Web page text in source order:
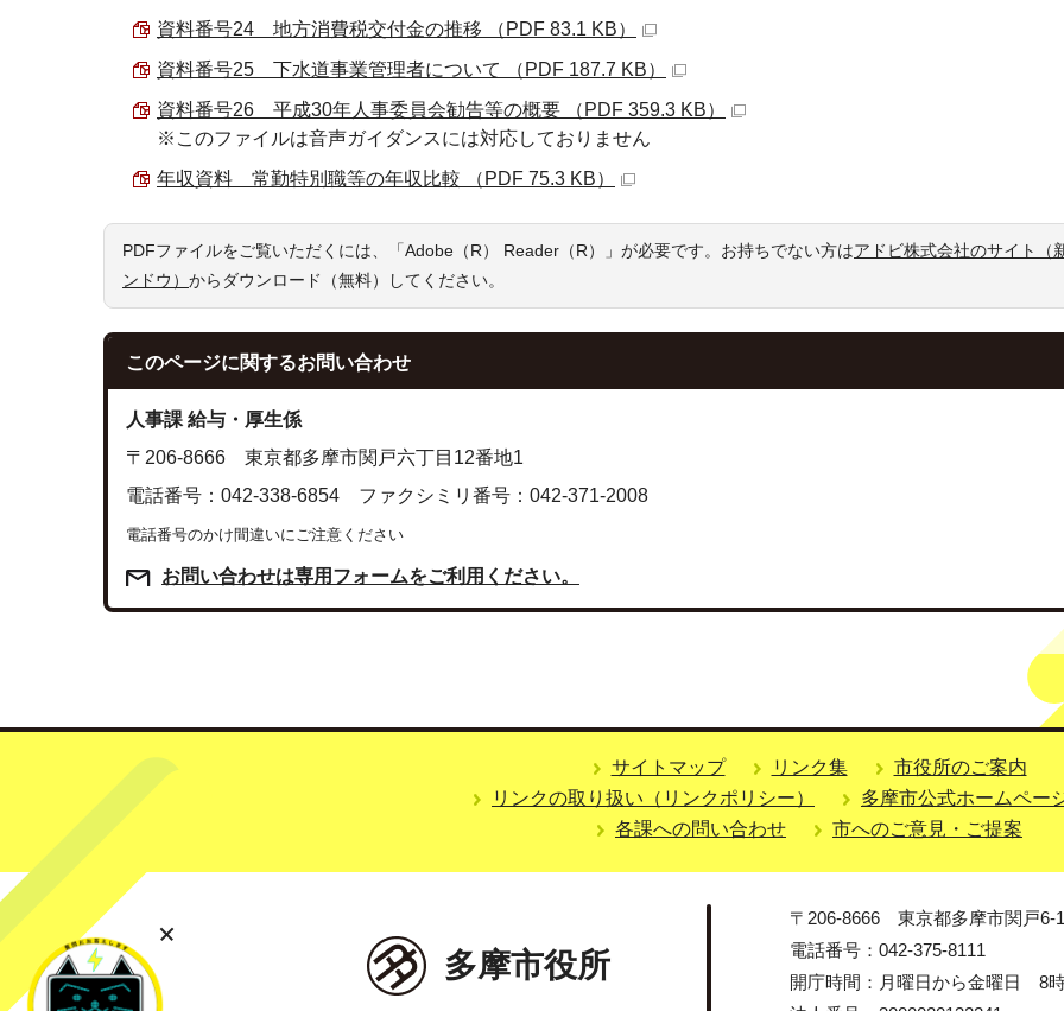
資料番号24 地方消費税交付金の推移 （PDF 83.1 KB）
資料番号25 下水道事業管理者について （PDF 187.7 KB）
資料番号26 平成30年人事委員会勧告等の概要 （PDF 359.3 KB）
※このファイルは音声ガイダンスには対応しておりません
年収資料 常勤特別職等の年収比較 （PDF 75.3 KB）
PDFファイルをご覧いただくには、「Adobe（R） Reader（R）」が必要です。お持ちでない方はアドビ株式会社のサイト（
ンドウ） からダウンロード（無料）してください。
このページに関するお問い合わせ
人事課 給与・厚生係
〒206-8666 東京都多摩市関戸六丁目12番地1
電話番号：042-338-6854 ファクシミリ番号：042-371-2008
電話番号のかけ間違いにご注意ください
お問い合わせは専用フォームをご利用ください。
サイトマップ リンク集
市役所のご案内
リンクの取り扱い（リンクポリシー）
多摩市公式ホームペー
各課への問い合わせ
市へのご意見・ご提案
多摩市役所
〒206-8666 東京都多摩市関戸6-
電話番号：042-375-8111
開庁時間：月曜日から金曜日 8